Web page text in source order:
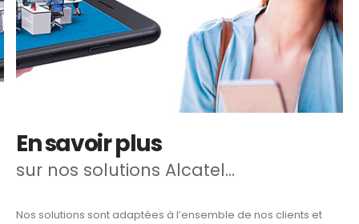
En savoir plus
sur nos solutions Alcatel…
Nos solutions sont adaptées à l’ensemble de nos clients et